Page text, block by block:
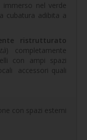
immerso nel verde
cubatura adibita a
ristrutturato
) completamente
con ampi spazi
accessori quali
con spazi esterni